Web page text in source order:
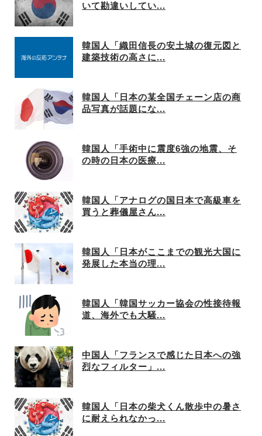
いて勘違いしてい...
韓国人「織田信長の安土城の復元図と
建築技術の高さに...
韓国人「日本の某全国チェーン店の商
品写真が話題にな...
韓国人「手術中に震度6強の地震、そ
の時の日本の医療...
韓国人「アナログの国日本で高級車を
買うと葬儀屋さん...
韓国人「日本がここまでの観光大国に
発展した本当の理...
韓国人「韓国サッカー協会の性接待報
道、海外でも大騒...
中国人「フランスで感じた日本への強
烈なフィルター」...
韓国人「日本の柴犬くん散歩中の暑さ
に耐えられなかっ...